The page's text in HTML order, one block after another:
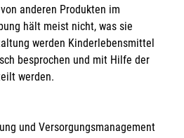
anderen Produkten im
hält meist nicht, was sie
werden Kinderlebensmittel
besprochen und mit Hilfe der
werden.
und Versorgungsmanagement